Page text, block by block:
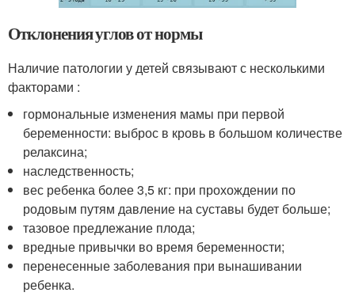
Отклонения углов от нормы
Наличие патологии у детей связывают с несколькими
факторами :
гормональные изменения мамы при первой
беременности: выброс в кровь в большом количестве
релаксина;
наследственность;
вес ребенка более 3,5 кг: при прохождении по
родовым путям давление на суставы будет больше;
тазовое предлежание плода;
вредные привычки во время беременности;
перенесенные заболевания при вынашивании
ребенка.